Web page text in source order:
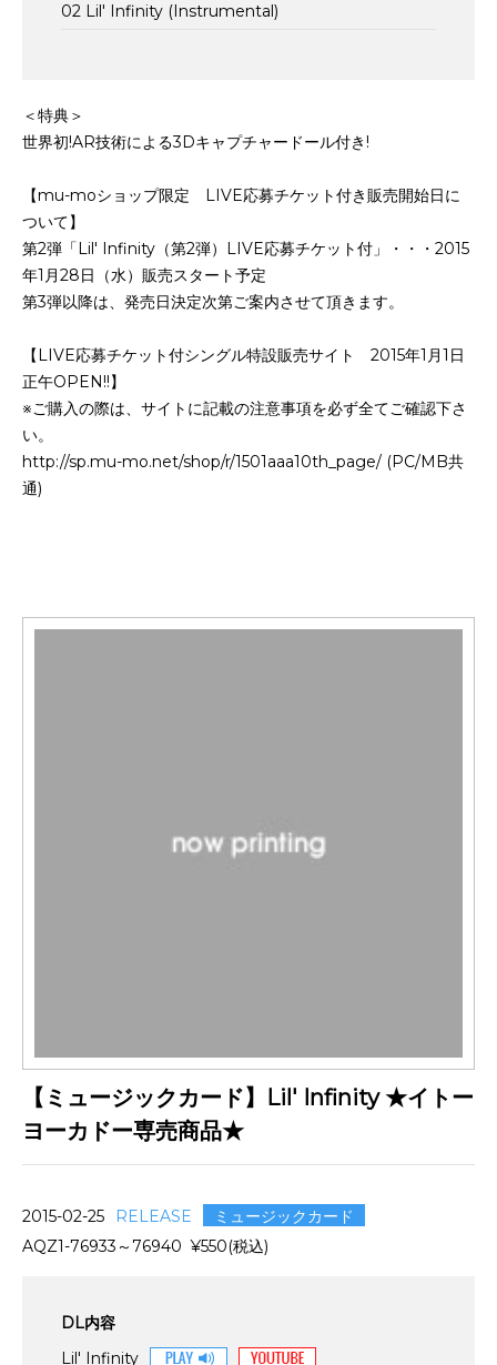
02 Lil' Infinity (Instrumental)
＜特典＞
世界初!AR技術による3Dキャプチャードール付き!
【mu-moショップ限定 LIVE応募チケット付き販売開始日に
ついて】
第2弾「Lil' Infinity（第2弾）LIVE応募チケット付」・・・2015
年1月28日（水）販売スタート予定
第3弾以降は、発売日決定次第ご案内させて頂きます。
【LIVE応募チケット付シングル特設販売サイト 2015年1月1日
正午OPEN!!】
※ご購入の際は、サイトに記載の注意事項を必ず全てご確認下さ
い。
http://sp.mu-mo.net/shop/r/1501aaa10th_page/ (PC/MB共
通)
【ミュージックカード】Lil' Infinity ★イトー
ヨーカドー専売商品★
2015-02-25 RELEASE ミュージックカード
AQZ1-76933～76940 ¥550(税込)
DL内容
Lil' Infinity